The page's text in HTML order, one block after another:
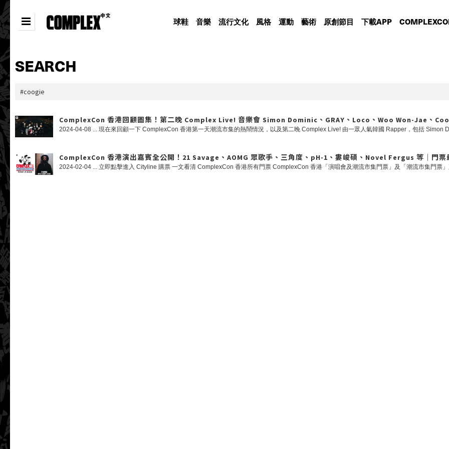
球鞋 音樂 流行文化 風格 運動 藝術 原創節目 下載APP
SEARCH
ComplexCon 香港回顧圖集！第二晚 Complex Live! 音樂會 Simon Dominic、GRAY、Loco、Woo Won-Jae、
ComplexCon 香港演出嘉賓全公開！21 Savage、AOMG 眾歌手、三角度、pH-1、婁峻碩、Novel Fergus 等｜門票